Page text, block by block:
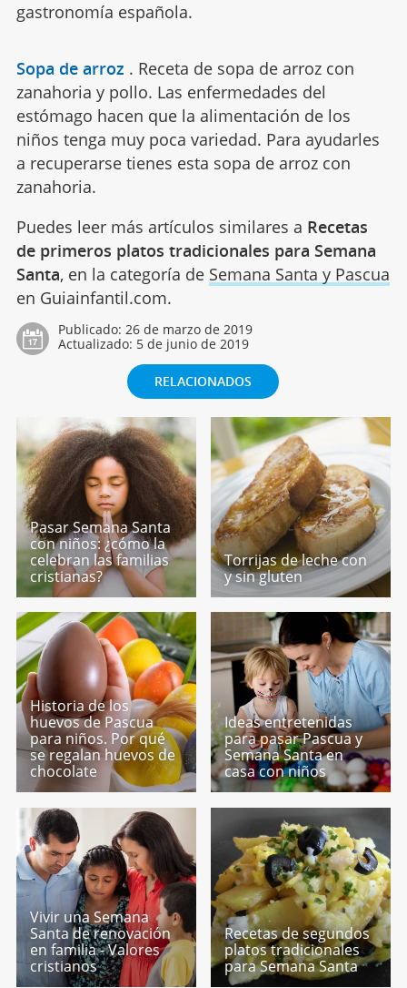
gastronomía española.
Sopa de arroz . Receta de sopa de arroz con
zanahoria y pollo. Las enfermedades del
estómago hacen que la alimentación de los
niños tenga muy poca variedad. Para ayudarles
a recuperarse tienes esta sopa de arroz con
zanahoria.
Puedes leer más artículos similares a Recetas
de primeros platos tradicionales para Semana
Santa, en la categoría de Semana Santa y Pascua
en Guiainfantil.com.
Publicado: 26 de marzo de 2019
Actualizado: 5 de junio de 2019
RELACIONADOS
Pasar Semana Santa
con niños: ¿cómo la
celebran las familias
cristianas?
Torrijas de leche con
y sin gluten
Historia de los
huevos de Pascua
para niños. Por qué
se regalan huevos de
chocolate
Ideas entretenidas
para pasar Pascua y
Semana Santa en
casa con niños
Vivir una Semana
Santa de renovación
en familia - Valores
cristianos
Recetas de segundos
platos tradicionales
para Semana Santa